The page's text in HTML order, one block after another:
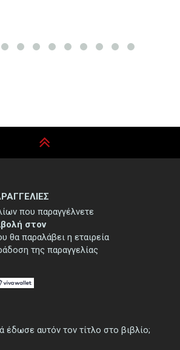
αυτόν τον τίτλο στο βιβλίο;
που παραγγέλνετε
στον
θα παραλάβει η εταιρεία
της παραγγελίας